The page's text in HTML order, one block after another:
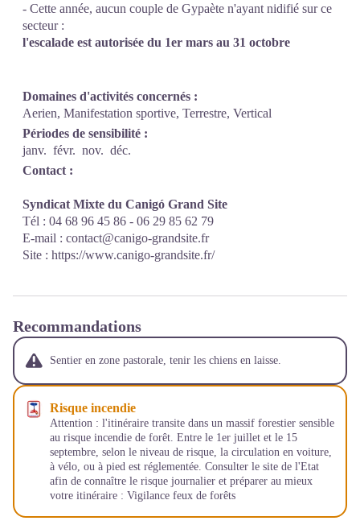
- Cette année, aucun couple de Gypaète n'ayant nidifié sur ce
secteur :
l'escalade est autorisée du 1er mars au 31 octobre
Domaines d'activités concernés :
Aerien, Manifestation sportive, Terrestre, Vertical
Périodes de sensibilité :
janv. févr. nov. déc.
Contact :
Syndicat Mixte du Canigó Grand Site
Tél : 04 68 96 45 86 - 06 29 85 62 79
E-mail : contact@canigo-grandsite.fr
Site : https://www.canigo-grandsite.fr/
Recommandations
Sentier en zone pastorale, tenir les chiens en laisse.
Risque incendie
Attention : l'itinéraire transite dans un massif forestier sensible
au risque incendie de forêt. Entre le 1er juillet et le 15
septembre, selon le niveau de risque, la circulation en voiture,
à vélo, ou à pied est réglementée. Consulter le site de l'Etat
afin de connaître le risque journalier et préparer au mieux
votre itinéraire : Vigilance feux de forêts